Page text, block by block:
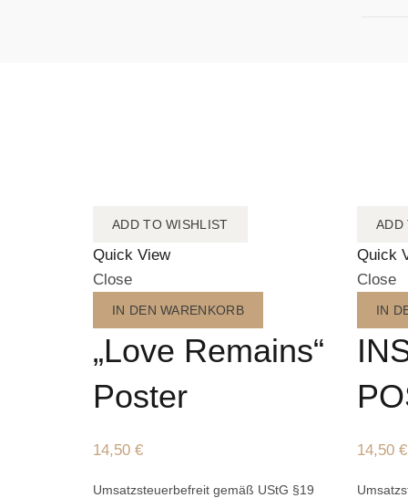
ADD TO WISHLIST
Quick View
Close
IN DEN WARENKORB
„Love Remains“
Poster
14,50 €
Umsatzsteuerbefreit gemäß UStG §19
ADD
Quick
Close
IN
14,50 €